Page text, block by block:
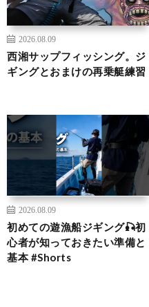
2026.08.09
西湘サップフィッシング。ジ
ギングとおまけの再乗艇練習
2026.08.09
初めての遊漁船ジギング🎣初
心者が知っておきたい準備と
基本 #Shorts